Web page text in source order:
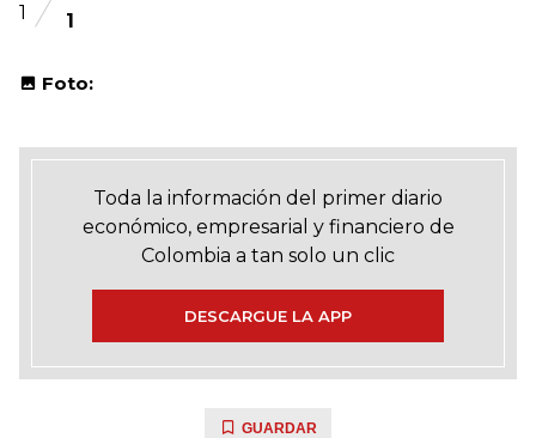
1 1
Foto:
Toda la información del primer diario
económico, empresarial y financiero de
Colombia a tan solo un clic
DESCARGUE LA APP
GUARDAR